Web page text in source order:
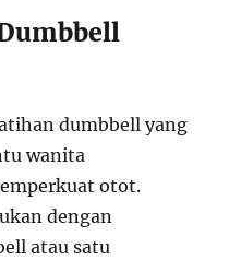
dumbbell yang
wanita
otot.
dengan
atau satu